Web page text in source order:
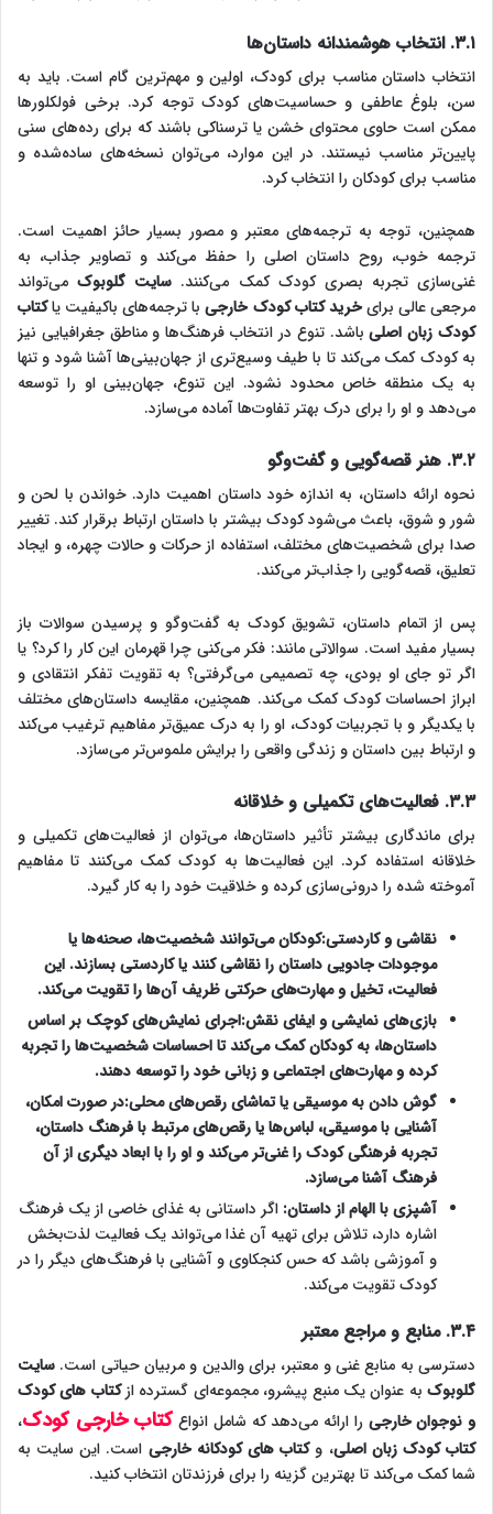
۳.۱. انتخاب هوشمندانه داستان‌ها
انتخاب داستان مناسب برای کودک، اولین و مهم‌ترین گام است. باید به
سن، بلوغ عاطفی و حساسیت‌های کودک توجه کرد. برخی فولکلورها
ممکن است حاوی محتوای خشن یا ترسناکی باشند که برای رده‌های سنی
پایین‌تر مناسب نیستند. در این موارد، می‌توان نسخه‌های ساده‌شده و
مناسب برای کودکان را انتخاب کرد.
همچنین، توجه به ترجمه‌های معتبر و مصور بسیار حائز اهمیت است.
ترجمه خوب، روح داستان اصلی را حفظ می‌کند و تصاویر جذاب، به
غنی‌سازی تجربه بصری کودک کمک می‌کنند. سایت گلوبوکمی‌تواند
مرجعی عالی برایخرید کتاب کودک خارجیبا ترجمه‌های باکیفیت یاکتاب
کودک زبان اصلیباشد. تنوع در انتخاب فرهنگ‌ها و مناطق جغرافیایی نیز
به کودک کمک می‌کند تا با طیف وسیع‌تری از جهان‌بینی‌ها آشنا شود و تنها
به یک منطقه خاص محدود نشود. این تنوع، جهان‌بینی او را توسعه
می‌دهد و او را برای درک بهتر تفاوت‌ها آماده می‌سازد.
۳.۲. هنر قصه‌گویی و گفت‌وگو
نحوه ارائه داستان، به اندازه خود داستان اهمیت دارد. خواندن با لحن و
شور و شوق، باعث می‌شود کودک بیشتر با داستان ارتباط برقرار کند. تغییر
صدا برای شخصیت‌های مختلف، استفاده از حرکات و حالات چهره، و ایجاد
تعلیق، قصه‌گویی را جذاب‌تر می‌کند.
پس از اتمام داستان، تشویق کودک به گفت‌وگو و پرسیدن سوالات باز
بسیار مفید است. سوالاتی مانند: فکر می‌کنی چرا قهرمان این کار را کرد؟ یا
اگر تو جای او بودی، چه تصمیمی می‌گرفتی؟ به تقویت تفکر انتقادی و
ابراز احساسات کودک کمک می‌کند. همچنین، مقایسه داستان‌های مختلف
با یکدیگر و با تجربیات کودک، او را به درک عمیق‌تر مفاهیم ترغیب می‌کند
و ارتباط بین داستان و زندگی واقعی را برایش ملموس‌تر می‌سازد.
۳.۳. فعالیت‌های تکمیلی و خلاقانه
برای ماندگاری بیشتر تأثیر داستان‌ها، می‌توان از فعالیت‌های تکمیلی و
خلاقانه استفاده کرد. این فعالیت‌ها به کودک کمک می‌کنند تا مفاهیم
آموخته شده را درونی‌سازی کرده و خلاقیت خود را به کار گیرد.
نقاشی و کاردستی:کودکان می‌توانند شخصیت‌ها، صحنه‌ها یا
موجودات جادویی داستان را نقاشی کنند یا کاردستی بسازند. این
فعالیت، تخیل و مهارت‌های حرکتی ظریف آن‌ها را تقویت می‌کند.
بازی‌های نمایشی و ایفای نقش:اجرای نمایش‌های کوچک بر اساس
داستان‌ها، به کودکان کمک می‌کند تا احساسات شخصیت‌ها را تجربه
کرده و مهارت‌های اجتماعی و زبانی خود را توسعه دهند.
گوش دادن به موسیقی یا تماشای رقص‌های محلی:در صورت امکان،
آشنایی با موسیقی، لباس‌ها یا رقص‌های مرتبط با فرهنگ داستان،
تجربه فرهنگی کودک را غنی‌تر می‌کند و او را با ابعاد دیگری از آن
فرهنگ آشنا می‌سازد.
آشپزی با الهام از داستان: اگر داستانی به غذای خاصی از یک فرهنگ
اشاره دارد، تلاش برای تهیه آن غذا می‌تواند یک فعالیت لذت‌بخش
و آموزشی باشد که حس کنجکاوی و آشنایی با فرهنگ‌های دیگر را در
کودک تقویت می‌کند.
۳.۴. منابع و مراجع معتبر
دسترسی به منابع غنی و معتبر، برای والدین و مربیان حیاتی است. سایت
گلوبوکبه عنوان یک منبع پیشرو، مجموعه‌ای گسترده ازکتاب‌ های کودک
و نوجوان خارجی را ارائه می‌دهد که شامل انواعکتاب خارجی کودک،
کتاب کودک زبان اصلی، وکتاب های کودکانه خارجی است. این سایت به
شما کمک می‌کند تا بهترین گزینه را برای فرزندتان انتخاب کنید.